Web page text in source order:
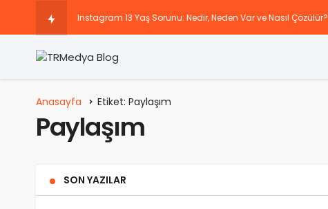
Instagram 13 Yaş Sorunu: Nedir, Neden Var ve Nasıl Çözülür?
Instagram’da Keşfete Düşme Taktikleri Nedir?
TikTok beğeni artırma rehberi
Anasayfa Etiket: Paylaşım
Paylaşım
SON YAZILAR